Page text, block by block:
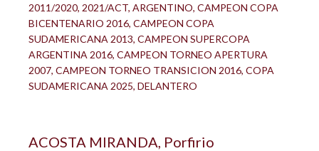
2011/2020, 2021/ACT, ARGENTINO, CAMPEON COPA
BICENTENARIO 2016, CAMPEON COPA
SUDAMERICANA 2013, CAMPEON SUPERCOPA
ARGENTINA 2016, CAMPEON TORNEO APERTURA
2007, CAMPEON TORNEO TRANSICION 2016, COPA
SUDAMERICANA 2025, DELANTERO
ACOSTA MIRANDA, Porfirio